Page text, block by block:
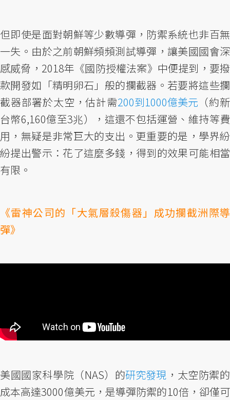
但即使是面對朝鮮等少數導彈，防禦系統也非百無
一失。由於之前朝鮮頻頻測試導彈，讓美國國會深
感威脅，2018年《國防授權法案》中便提到，要撥
款開發如「精明卵石」般的攔截器。若要將這些攔
截器部署於太空，估計需200到1000億美元 （約新
台幣6,160億至3兆），這還不包括運營、維持等費
用，無疑是非常巨大的支出。更重要的是，學界紛
紛提出警示：花了這麼多錢，得到的效果可能相當
有限。
《雷神公司的「大氣層殺傷器」成功攔截洲際導
彈》
美國國家科學院（NAS）的研究發現 ，太空防禦的
成本高達3000億美元，是導彈防禦的10倍，卻僅可